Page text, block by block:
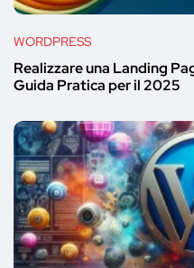
WORDPRESS
Realizzare una Landing
Guida Pratica per il 2025